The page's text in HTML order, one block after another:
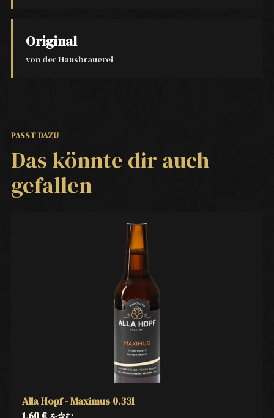
Original
von der Hausbrauerei
PASST DAZU
Das könnte dir auch
gefallen
Alla Hopf - Maximus 0.33l